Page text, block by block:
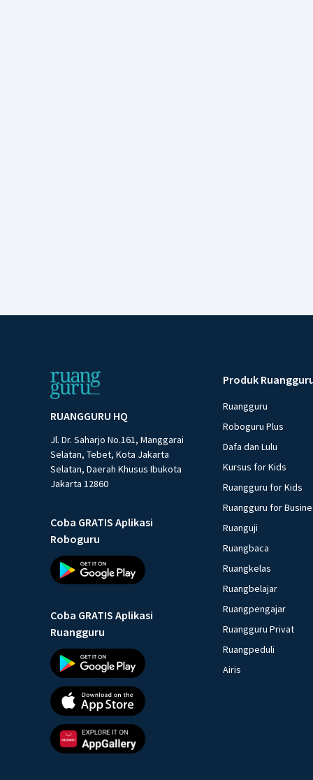
RUANGGURU HQ
Jl. Dr. Saharjo No.161, Manggarai
Selatan, Tebet, Kota Jakarta
Selatan, Daerah Khusus Ibukota
Jakarta 12860
Coba GRATIS Aplikasi
Roboguru
Coba GRATIS Aplikasi
Ruangguru
Produk
Ruangguru
Roboguru Plus
Dafa dan Lulu
Kursus for Kids
Ruangguru for Kids
Ruangguru for
Ruanguji
Ruangbaca
Ruangkelas
Ruangbelajar
Ruangpengajar
Ruangguru Privat
Ruangpeduli
Airis